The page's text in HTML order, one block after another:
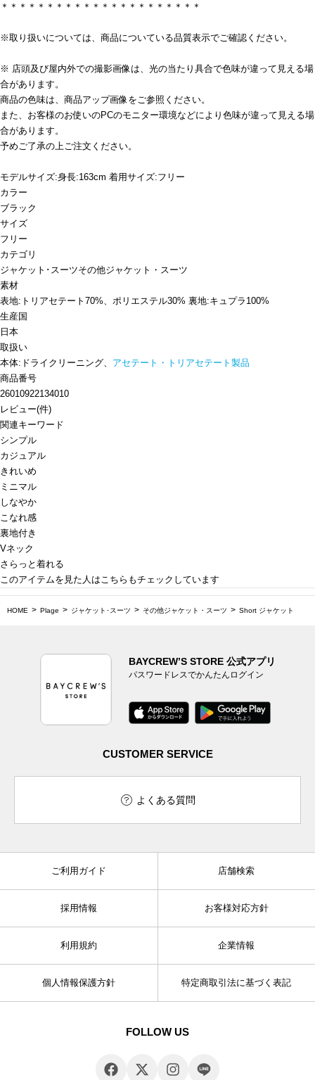
＊＊＊＊＊＊＊＊＊＊＊＊＊＊＊＊＊＊＊＊＊＊
※取り扱いについては、商品についている品質表示でご確認ください。
※ 店頭及び屋内外での撮影画像は、光の当たり具合で色味が違って見える場
合があります。
商品の色味は、商品アップ画像をご参照ください。
また、お客様のお使いのPCのモニター環境などにより色味が違って見える場
合があります。
予めご了承の上ご注文ください。
モデルサイズ:身長:163cm 着用サイズ:フリー
カラー
ブラック
サイズ
フリー
カテゴリ
ジャケット･スーツその他ジャケット・スーツ
素材
表地:トリアセテート70%、ポリエステル30% 裏地:キュプラ100%
生産国
日本
取扱い
本体:ドライクリーニング、 アセテート・トリアセテート製品
商品番号
26010922134010
レビュー(件)
関連キーワード
シンプル
カジュアル
きれいめ
ミニマル
しなやか
こなれ感
裏地付き
Vネック
さらっと着れる
このアイテムを見た人はこちらもチェックしています
HOME Plage ジャケット･スーツ その他ジャケット・スーツ Short ジャケット
BAYCREW’S STORE 公式アプリ
パスワードレスでかんたんログイン
CUSTOMER SERVICE
よくある質問
ご利用ガイド 店舗検索
採用情報 お客様対応方針
利用規約 企業情報
個人情報保護方針 特定商取引法に基づく表記
FOLLOW US